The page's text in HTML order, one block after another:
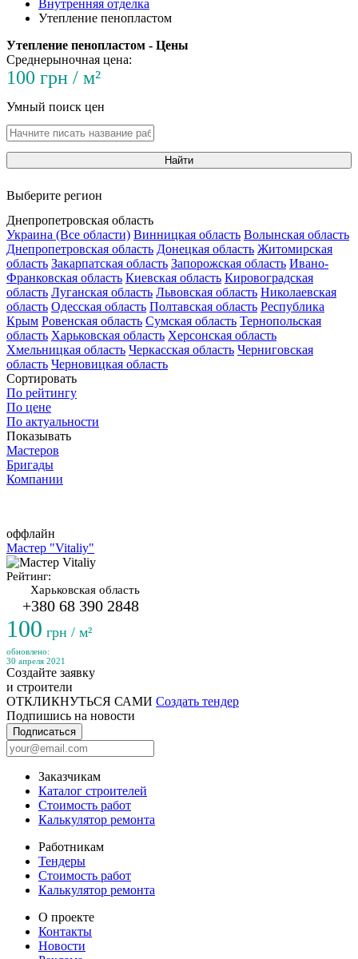
Внутренняя отделка
Утепление пенопластом
Утепление пенопластом - Цены
Среднерыночная цена:
100 грн / м²
Умный поиск цен
Найти
Выберите регион
Днепропетровская область
Украина (Все области) Винницкая область Волынская область
Днепропетровская область Донецкая область Житомирская
область Закарпатская область Запорожская область Ивано-
Франковская область Киевская область Кировоградская
область Луганская область Львовская область Николаевская
область Одесская область Полтавская область Республика
Крым Ровенская область Сумская область Тернопольская
область Харьковская область Херсонская область
Хмельницкая область Черкасская область Черниговская
область Черновицкая область
Сортировать
По рейтингу
По цене
По актуальности
Показывать
Мастеров
Бригады
Компании
оффлайн
Мастер "Vitaliy"
Рейтинг:
Харьковская область
+380 68 390 2848
100 грн / м²
обновлено:
30 апреля 2021
Создайте заявку
и строители
ОТКЛИКНУТЬСЯ САМИ Создать тендер
Подпишись на новости
Подписаться
Заказчикам
Каталог строителей
Стоимость работ
Калькулятор ремонта
Работникам
Тендеры
Стоимость работ
Калькулятор ремонта
О проекте
Контакты
Новости